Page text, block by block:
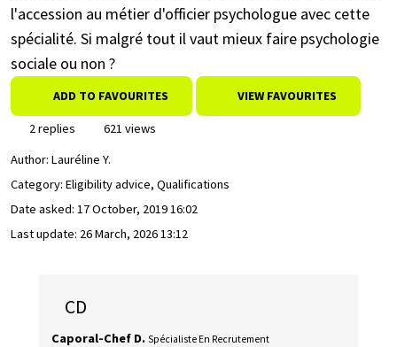
l'accession au métier d'officier psychologue avec cette
spécialité. Si malgré tout il vaut mieux faire psychologie
sociale ou non ?
ADD TO FAVOURITES VIEW FAVOURITES
2 replies
621 views
Author: Lauréline Y.
Category: Eligibility advice, Qualifications
Date asked: 17 October, 2019 16:02
Last update: 26 March, 2026 13:12
CD
Caporal-Chef D. Spécialiste En Recrutement